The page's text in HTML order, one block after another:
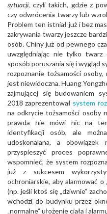
sytuacji, czyli takich, gdzie z
czy odwrócenia twarzy lub
Problem ten istniał już i bez
zakrywania twarzy jeszcze
osób. Chiny już od pewnego
uwzględniając nie tylko
sposób poruszania się i wygląd
rozpoznanie tożsamości
jest niewidoczna. Huang
zajmującej się budowaniem
2018 zaprezentował system
na odkrycie tożsamości osoby
prawda nie mówi nic na
identyfikacji osób, ale
udoskonalana, a obowiązek
przyspieszyć proces
wspomnieć, że system
już z sukcesem
ochroniarskie, aby alarmować o
(np. jeśli ktoś się „dziwnie”
wchodzi do budynku przez
„normalne” ułożenie ciała i